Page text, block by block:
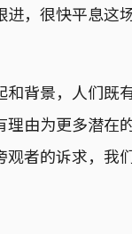
进，很快平息这
和背景，人们既
理由为更多潜在
观者的诉求，我